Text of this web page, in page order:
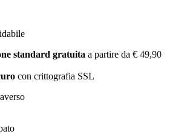
standard gratuita a partire da € 49,90
con crittografia SSL